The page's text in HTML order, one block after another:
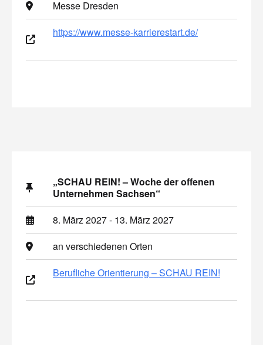
Messe Dresden
https://www.messe-karrierestart.de/
„SCHAU REIN! – Woche der offenen
Unternehmen Sachsen“
8. März 2027 - 13. März 2027
an verschiedenen Orten
Berufliche Orientierung – SCHAU REIN!